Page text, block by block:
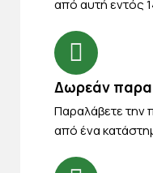
από αυτή εντός
Δωρεάν
Παραλάβετε την
από ένα